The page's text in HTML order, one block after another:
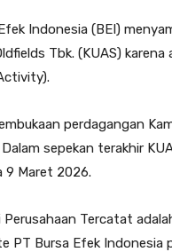
Indonesia (BEI)
Tbk. (KUAS)
perdagangan
sepekan terakhir
9 Maret 2026.
Tercatat
PT Bursa Efek